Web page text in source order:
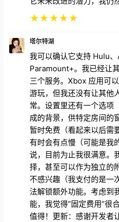
★★★★★
塔尔特湖
我可以确认它支持 Hulu
Paramount+。我已经让
三个服务。Xbox 应用可
游玩，但我还没有让其他
常。设置里还有一个选项
成的背景，供特定房间的
暂时免费（看起来以后需
有时会有点慢（可能是我
说，目前为止我很满意。
择，甚至可以作为独立的
不感兴趣（我支付的是一
法解锁额外功能。考虑到
能，我觉得“固定费用”很
值得！更新：感谢开发者